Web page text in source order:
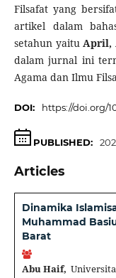
Filsafat yang
artikel dalam
setahun yaituApril,
dalam jurnal ini
Agama dan Ilmu
DOI: https://doi.org/
PUBLISHED:
Articles
Dinamika
Muhammad
Barat
Abu Haif,